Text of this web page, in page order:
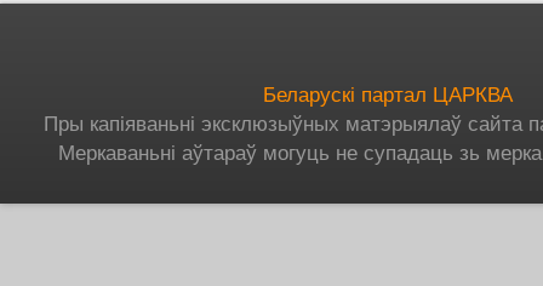
Беларускі партал ЦАРКВА
Пры капіяваньні эксклюзыўных матэрыялаў сайта
Меркаваньні аўтараў могуць не супадаць зь